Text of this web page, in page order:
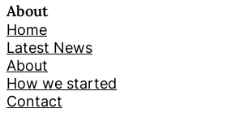
About
Home
Latest News
About
How we started
Contact